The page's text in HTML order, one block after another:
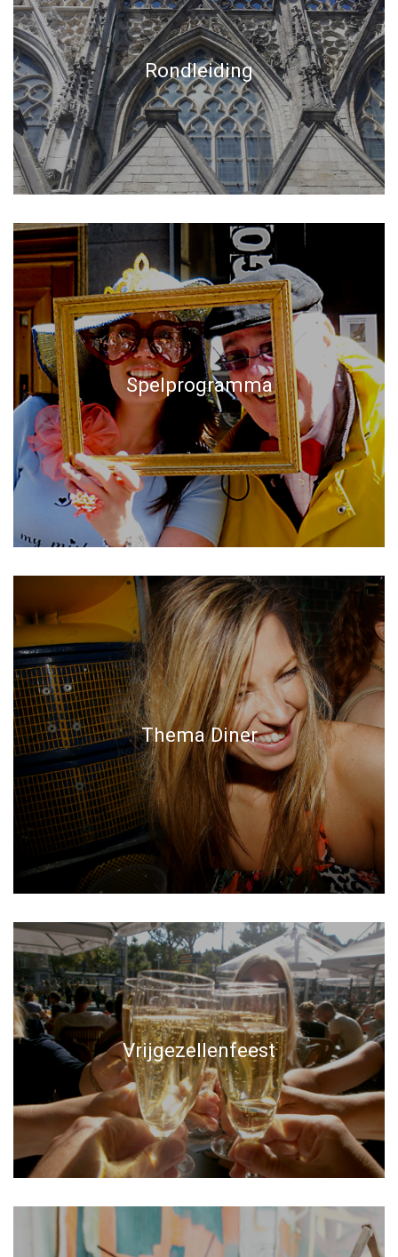
Rondleiding
Spelprogramma
Thema Diner
Vrijgezellenfeest